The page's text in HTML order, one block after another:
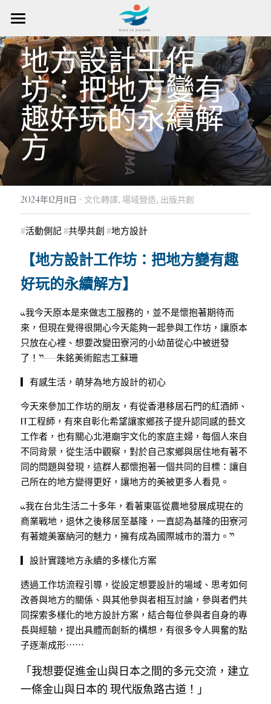
首頁
場域匯總
場域營造方法
關於創辦人
東北角｜浮金瓜
霧瑠圳|
享魚路｜魚路古道起點
浪集｜地方有聲圖書館
浪聚｜餐飲複合系統
浪居｜青年共居基地
在場域營造
場域營造入口
公共參與
災害復振
生態農藝
藝術慶典
餐飲餐桌
在場域探索
所有文章
媒體報導
探索者計畫
一起浪金山
成為青年研究員
成為探索者
成為會員
搜索
繁體中文
English
登入／註冊會員
地方設計工作
坊：把地方變有
趣好玩的永續解
方
2024年12月11日 · 文化轉譯, 場域營造, 出版共創
#活動側記#共學共創 #地方設計
【地方設計工作坊：把地方變有趣
好玩的永續解方】
❝我今天原本是來做志工服務的，並不是懷抱著期待而
來，但現在覺得很開心今天能夠一起參與工作坊，讓原本
只放在心裡、想要改變田寮河的小幼苗從心中被迸發
了！❞——朱銘美術館志工蘇珊
▎有感生活，萌芽為地方設計的初心
今天來參加工作坊的朋友，有從香港移居石門的紅酒師、
IT工程師，有來自彰化希望讓家鄉孩子提升認同感的藝文
工作者，也有關心北港廟宇文化的家庭主婦，每個人來自
不同背景，從生活中觀察，對於自己家鄉與居住地有著不
同的問題與發現，這群人都懷抱著一個共同的目標：讓自
己所在的地方變得更好，讓地方的美被更多人看見。
❝我在台北生活二十多年，看著東區從農地發展成現在的
商業戰地，退休之後移居至基隆，一直認為基隆的田寮河
有著媲美塞納河的魅力，擁有成為國際城市的潛力。❞
▎設計實踐地方永續的多樣化方案
透過工作坊流程引導，從設定想要設計的場域、思考如何
改善與地方的關係、與其他參與者相互討論，參與者們共
同探索多樣化的地方設計方案，結合每位參與者自身的專
長與經驗，提出具體而創新的構想，有很多令人興奮的點
子逐漸成形⋯⋯
「我想要促進金山與日本之間的多元交流，建立
一條金山與日本的 現代版魚路古道 ！」